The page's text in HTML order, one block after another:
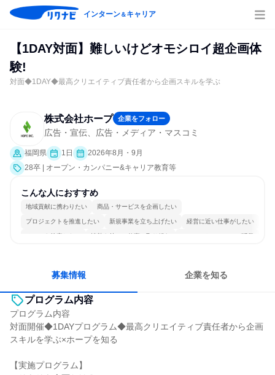
インターン＆キャリア
【1DAY対面】難しいけどオモシロイ超企画体
験!
対面◆1DAY◆最高クリエイティブ責任者から企画スキルを学ぶ
株式会社ホープ 企業をフォロー
広告・宣伝、広告・メディア・マスコミ
福岡県 1日
2026年8月・9月
28卒 | オープン・カンパニー&キャリア教育等
こんな人におすすめ
地域貢献に携わりたい 商品・サービスを企画したい
プロジェクトを推進したい 新規事業を立ち上げたい 経営に近い仕事がしたい
チームを統率したい 情熱を持って仕事に取り組む コミュニケーションが活発
募集情報 企業を知る
プログラム内容
プログラム内容
対面開催◆1DAYプログラム◆最高クリエイティブ責任者から企画
スキルを学ぶ×ホープを知る
【実施プログラム】